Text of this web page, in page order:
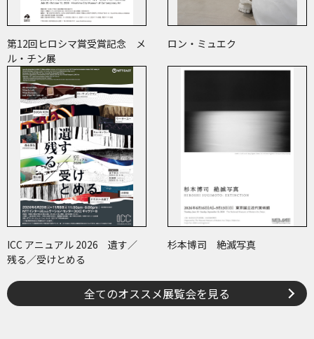
第12回ヒロシマ賞受賞記念 メ
ル・チン展
ロン・ミュエク
ICC アニュアル 2026 遺す／
残る／受けとめる
杉本博司 絶滅写真
全てのオススメ展覧会を見る